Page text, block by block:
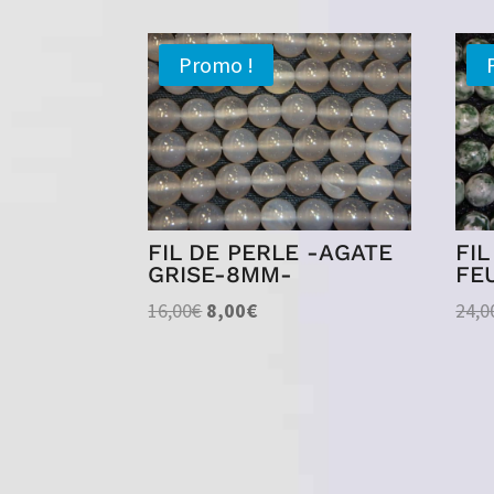
Promo !
FIL DE PERLE -AGATE
GRISE-8MM-
16,00€Le
8,00€Le